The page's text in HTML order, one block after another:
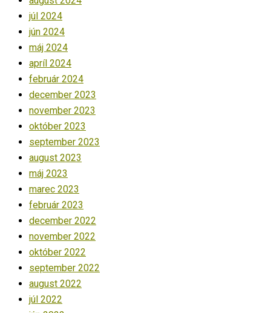
júl 2024
jún 2024
máj 2024
apríl 2024
február 2024
december 2023
november 2023
október 2023
september 2023
august 2023
máj 2023
marec 2023
február 2023
december 2022
november 2022
október 2022
september 2022
august 2022
júl 2022